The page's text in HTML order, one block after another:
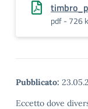
pdf - 726
Pubblicato:
Eccetto dove